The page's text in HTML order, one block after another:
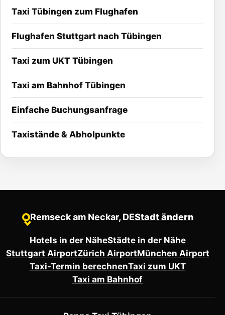
Taxi Tübingen zum Flughafen
Flughafen Stuttgart nach Tübingen
Taxi zum UKT Tübingen
Taxi am Bahnhof Tübingen
Einfache Buchungsanfrage
Taxistände & Abholpunkte
●Remseck am Neckar, DEStadt ändern
Hotels in der NäheStädte in der Nähe
Stuttgart AirportZürich AirportMünchen Airport
Taxi-Termin berechnenTaxi zum UKT
Taxi am Bahnhof